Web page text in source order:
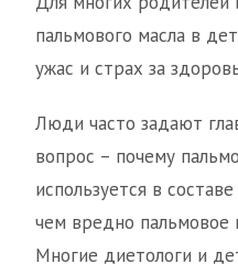
пальмового масла в
ужас и страх за
Люди часто задают
вопрос – почему
используется в
чем вредно пальмовое
Многие диетологи и